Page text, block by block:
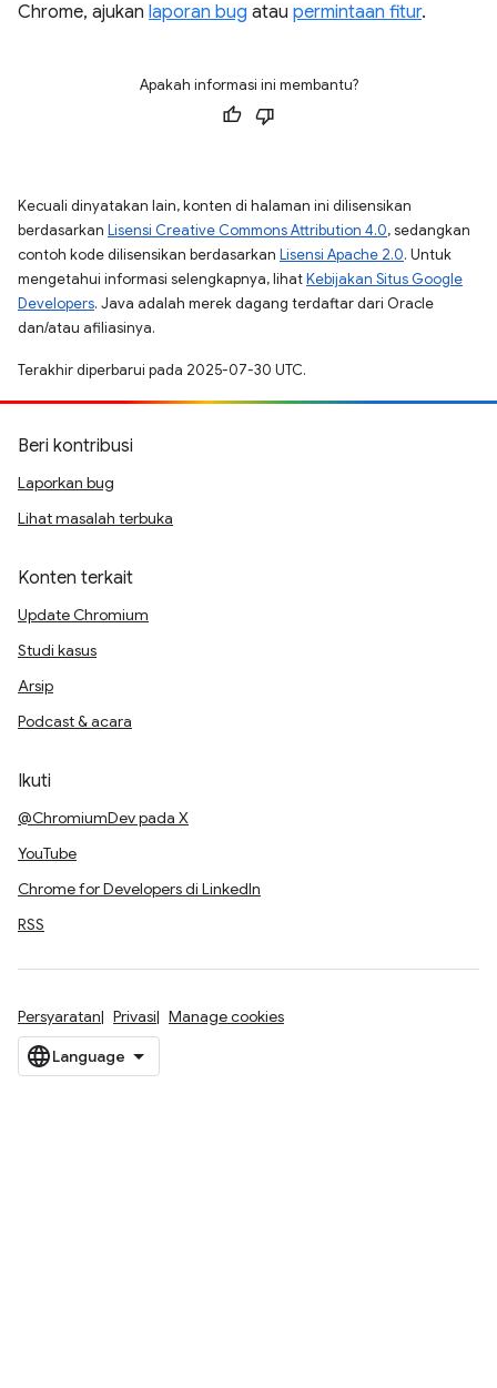
Chrome, ajukan laporan bug atau permintaan fitur.
Apakah informasi ini membantu?
Kecuali dinyatakan lain, konten di halaman ini dilisensikan
berdasarkan Lisensi Creative Commons Attribution 4.0, sedangkan
contoh kode dilisensikan berdasarkan Lisensi Apache 2.0. Untuk
mengetahui informasi selengkapnya, lihatKebijakan Situs Google
Developers. Java adalah merek dagang terdaftar dari Oracle
dan/atau afiliasinya.
Terakhir diperbarui pada 2025-07-30 UTC.
Beri kontribusi
Laporkan bug
Lihat masalah terbuka
Konten terkait
Update Chromium
Studi kasus
Arsip
Podcast & acara
Ikuti
@ChromiumDev pada X
YouTube
Chrome for Developers di LinkedIn
RSS
Persyaratan Privasi Manage cookies